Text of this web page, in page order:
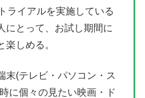
ライアルを実施している
にとって、お試し期間に
楽しめる。
末(テレビ・パソコン・ス
に個々の見たい映画・ド